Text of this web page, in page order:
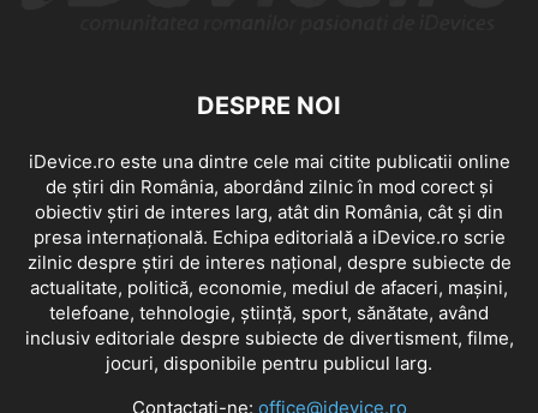
DESPRE NOI
iDevice.ro este una dintre cele mai citite publicatii online
de știri din România, abordând zilnic în mod corect și
obiectiv știri de interes larg, atât din România, cât și din
presa internațională. Echipa editorială a iDevice.ro scrie
zilnic despre știri de interes național, despre subiecte de
actualitate, politică, economie, mediul de afaceri, mașini,
telefoane, tehnologie, știință, sport, sănătate, având
inclusiv editoriale despre subiecte de divertisment, filme,
jocuri, disponibile pentru publicul larg.
Contactați-ne: office@idevice.ro